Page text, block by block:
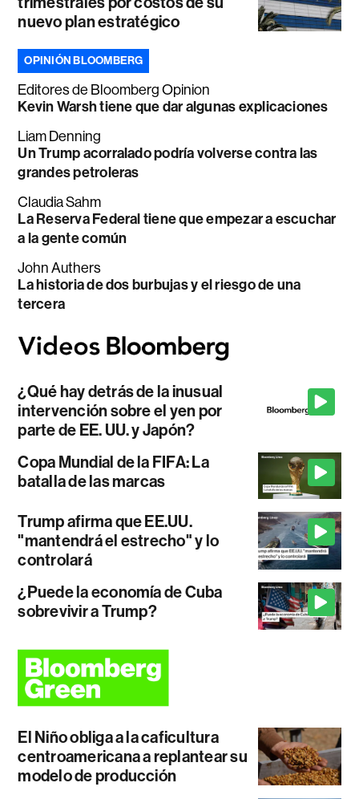
nuevo plan estratégico
OPINIÓN BLOOMBERG
Editores de Bloomberg Opinion
Kevin Warsh tiene que dar algunas explicaciones
Liam Denning
Un Trump acorralado podría volverse contra las
grandes petroleras
Claudia Sahm
La Reserva Federal tiene que empezar a escuchar
a la gente común
John Authers
La historia de dos burbujas y el riesgo de una
tercera
¿Qué hay detrás de la inusual
intervención sobre el yen por
parte de EE. UU. y Japón?
Copa Mundial de la FIFA: La
batalla de las marcas
Trump afirma que EE.UU.
"mantendrá el estrecho" y lo
controlará
¿Puede la economía de Cuba
sobrevivir a Trump?
El Niño obliga a la caficultura
centroamericana a replantear su
modelo de producción